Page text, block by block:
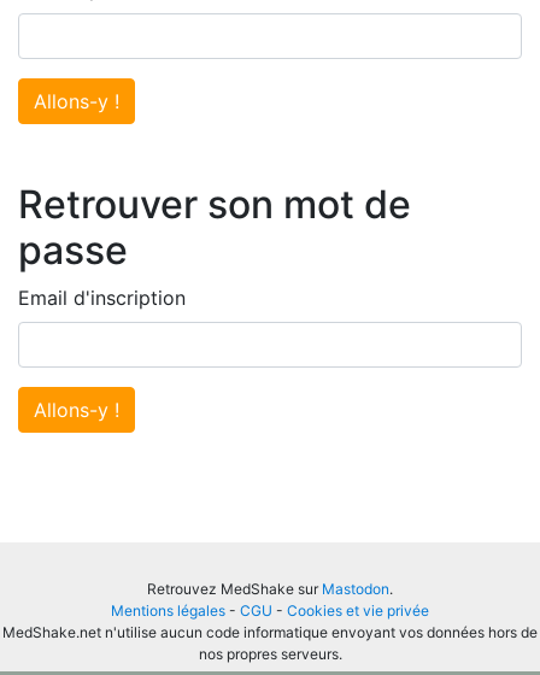
Allons-y !
Retrouver son mot de
passe
Email d'inscription
Allons-y !
Retrouvez MedShake sur Mastodon.
Mentions légales - CGU - Cookies et vie privée
MedShake.net n'utilise aucun code informatique envoyant vos données hors de
nos propres serveurs.